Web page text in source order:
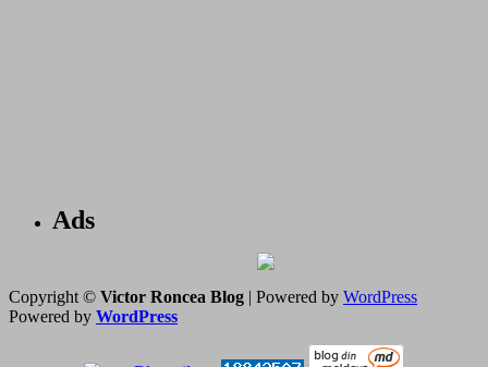
Ads
Copyright © Victor Roncea Blog | Powered by WordPress
Powered by WordPress